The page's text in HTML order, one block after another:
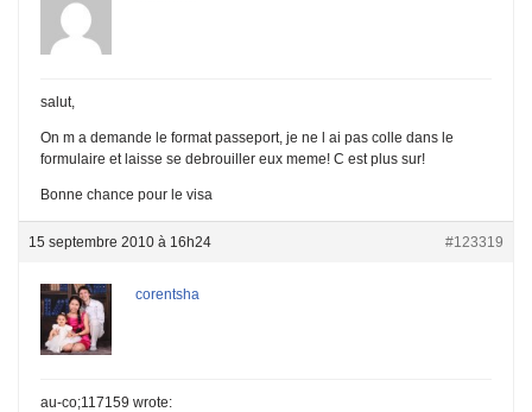
salut,
On m a demande le format passeport, je ne l ai pas colle dans le
formulaire et laisse se debrouiller eux meme! C est plus sur!
Bonne chance pour le visa
15 septembre 2010 à 16h24 #123319
corentsha
au-co;117159 wrote: